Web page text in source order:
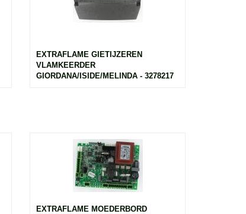
EXTRAFLAME GIETIJZEREN
VLAMKEERDER
GIORDANA/ISIDE/MELINDA - 3278217
EXTRAFLAME MOEDERBORD